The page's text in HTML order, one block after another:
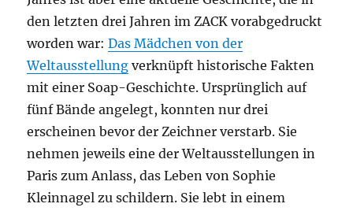
den letzten drei Jahren im ZACK vorabgedruckt
worden war:Das Mädchen von der
Weltausstellung verknüpft historische Fakten
mit einer Soap-Geschichte. Ursprünglich auf
fünf Bände angelegt, konnten nur drei
erscheinen bevor der Zeichner verstarb. Sie
nehmen jeweils eine der Weltausstellungen in
Paris zum Anlass, das Leben von Sophie
Kleinnagel zu schildern. Sie lebt in einem